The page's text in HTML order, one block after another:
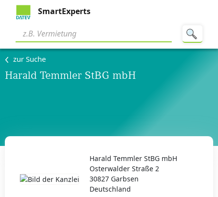
SmartExperts
zur Suche
Harald Temmler StBG mbH
Harald Temmler StBG mbH
Osterwalder Straße 2
30827 Garbsen
Deutschland